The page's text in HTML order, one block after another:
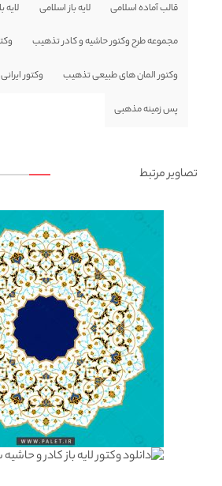
قالب آماده اسلامی لایه باز اسلامی لایه
مجموعه طرح وکتور حاشیه و کادر تذهیب
وکتور المان های طبیعی تذهیب وکتور ایرانی
پس زمینه مذهبی
تصاویر مرتبط